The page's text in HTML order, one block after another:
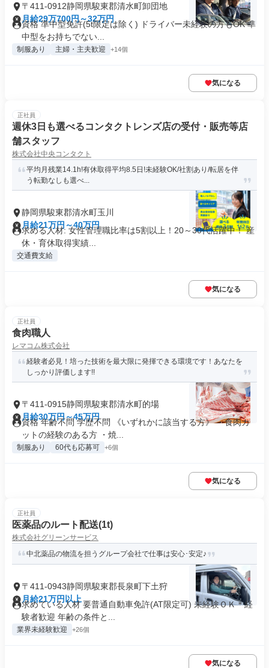
〒411-0912静岡県駿東郡清水町卸団地
月給29万700円～32万円
資格 準中型免許(5t限定は除く) ドライバー未経験の方もOK 準
中型をお持ちでない...
制服あり 主婦・主夫歓迎 +14個
気になる
正社員
週休3日も選べるコンタクトレンズ店の受付・販売等店
舗スタッフ
株式会社中央コンタクト
平均月残業14.1h!有休取得平均8.5日!未経験OK/社割あり/転居を伴
う転勤なしも選べ...
静岡県駿東郡清水町玉川
月給21万円～40万円
求める人材: 女性管理職比率は5割以上！20～30代活躍中！ 産
休・育休取得実績...
交通費支給
気になる
正社員
食肉職人
レマコム株式会社
経験者必見！培った技術を最大限に発揮できる環境です！あなたを
しっかり評価します!!
〒411-0915静岡県駿東郡清水町的場
月給30万円～45万円
資格 年齢不問 学歴不問 《いずれかに該当する方》 ・食肉カ
ットの経験のある方 ・焼...
制服あり 60代も応募可 +6個
気になる
正社員
医薬品のルート配送(1t)
株式会社グリーンサービス
中北薬品の物流を担うグループ会社で仕事は安心･安定♪
〒411-0943静岡県駿東郡長泉町下土狩
月給21万円以上
求めている人材 要普通自動車免許(AT限定可) 未経験ＯＫ＊経
験者歓迎 年齢の条件と...
業界未経験歓迎 +26個
気になる